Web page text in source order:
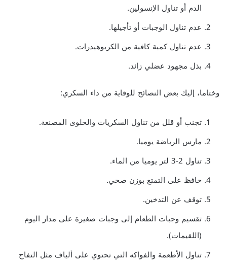
الدم أو تناول الإنسولين.
عدم تناول الوجبات أو تأجيلها.
عدم تناول كمية كافية من الكربوهيدرات.
بذل مجهود عضلي زائد.
وختاما، إليك بعض النصائح للوقاية من داء السكري:
تجنب أو قلل من تناول السكريات والحلوى المصنعة.
مارس الرياضة يوميا.
تناول 2-3 لتر يوميا من الماء.
حافظ على التمتع بوزن صحي.
توقف عن التدخين.
تقسيم وجبات الطعام إلى وجبات صغيرة على مدار اليوم
(اللقيمات).
تناول الأطعمة والفواكه التي تحتوي على ألياف مثل التفاح